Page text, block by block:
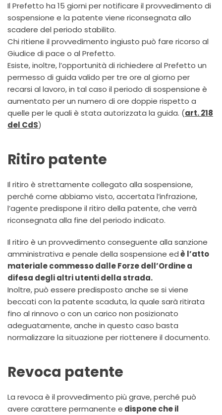
Il Prefetto ha 15 giorni per notificare il provvedimento di
sospensione e la patente viene riconsegnata allo
scadere del periodo stabilito.
Chi ritiene il provvedimento ingiusto può fare ricorso al
Giudice di pace o al Prefetto.
Esiste, inoltre, l’opportunità di richiedere al Prefetto un
permesso di guida valido per tre ore al giorno per
recarsi al lavoro, in tal caso il periodo di sospensione è
aumentato per un numero di ore doppie rispetto a
quelle per le quali è stata autorizzata la guida. (art. 218
del CdS)
Ritiro patente
Il ritiro è strettamente collegato alla sospensione,
perché come abbiamo visto, accertata l’infrazione,
l’agente predispone il ritiro della patente, che verrà
riconsegnata alla fine del periodo indicato.
Il ritiro è un provvedimento conseguente alla sanzione
amministrativa e penale della sospensione edè l’atto
materiale commesso dalle Forze dell’Ordine a
difesa degli altri utenti della strada.
Inoltre, può essere predisposto anche se si viene
beccati con la patente scaduta, la quale sarà ritirata
fino al rinnovo o con un carico non posizionato
adeguatamente, anche in questo caso basta
normalizzare la situazione per riottenere il documento.
Revoca patente
La revoca è il provvedimento più grave, perché può
avere carattere permanente e dispone che il